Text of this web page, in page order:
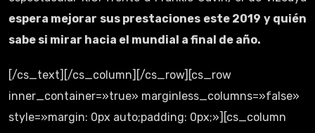
espera mejorar sus prestaciones este 2019 y quién
sabe si mirar hacia el mundial a final de año.
[/cs_text][/cs_column][/cs_row][cs_row
inner_container=»true» marginless_columns=»false»
style=»margin: 0px auto;padding: 0px;»][cs_column